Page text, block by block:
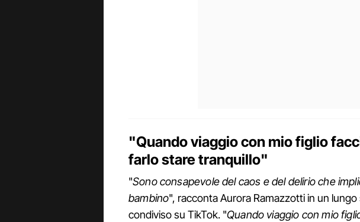
"Quando viaggio con mio figlio
farlo stare tranquillo"
"Sono consapevole del caos e del delirio che
bambino", racconta Aurora Ramazzotti in un
condiviso su TikTok. "Quando viaggio con mio